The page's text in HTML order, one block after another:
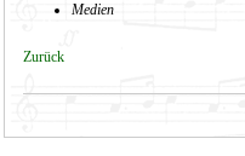
Medien
Zurück